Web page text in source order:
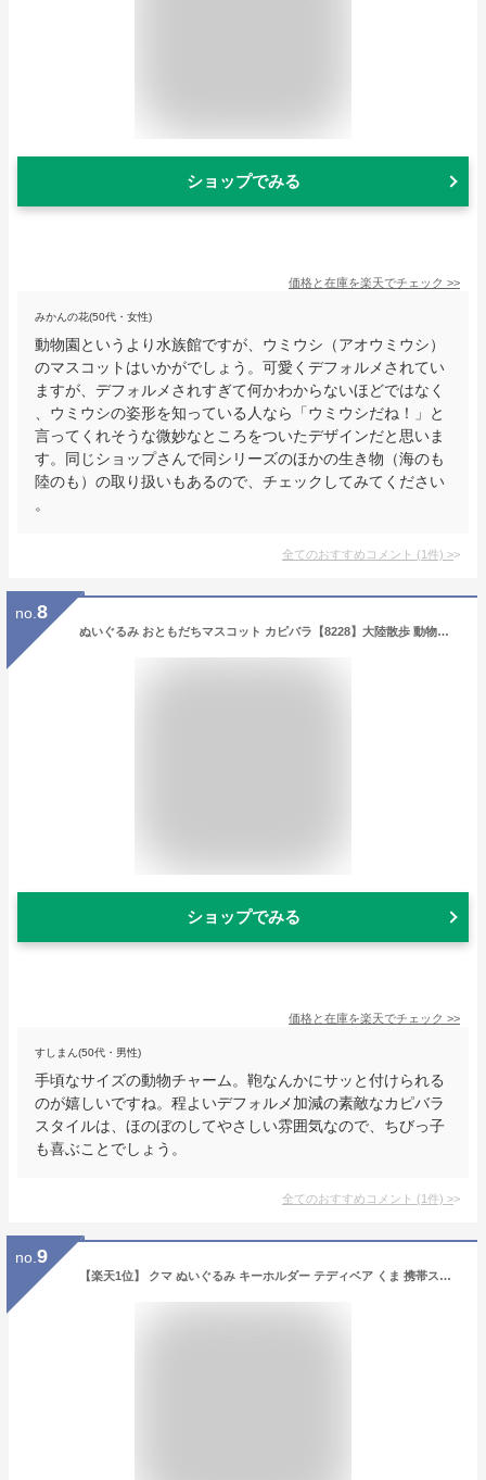
ショップでみる
価格と在庫を楽天でチェック >>
みかんの花(50代・女性)
動物園というより水族館ですが、ウミウシ（アオウミウシ）
のマスコットはいかがでしょう。可愛くデフォルメされてい
ますが、デフォルメされすぎて何かわからないほどではなく
、ウミウシの姿形を知っている人なら「ウミウシだね！」と
言ってくれそうな微妙なところをついたデザインだと思いま
す。同じショップさんで同シリーズのほかの生き物（海のも
陸のも）の取り扱いもあるので、チェックしてみてください
。
全てのおすすめコメント (1件) >
no. 8
ぬいぐるみ おともだちマスコット カピバラ【8228】大陸散歩 動物園 アニマル キーホルダー内藤デザイン【定形外郵便発送】
ショップでみる
価格と在庫を楽天でチェック >>
すしまん(50代・男性)
手頃なサイズの動物チャーム。鞄なんかにサッと付けられる
のが嬉しいですね。程よいデフォルメ加減の素敵なカピバラ
スタイルは、ほのぼのしてやさしい雰囲気なので、ちびっ子
も喜ぶことでしょう。
全てのおすすめコメント (1件) >
no. 9
【楽天1位】 クマ ぬいぐるみ キーホルダー テディベア くま 携帯ストラップ 人気 ストラップ 携帯 イベント インテリア 雑貨 おしゃれ かわいい バッグ ギフト ノベルティ プチギフト